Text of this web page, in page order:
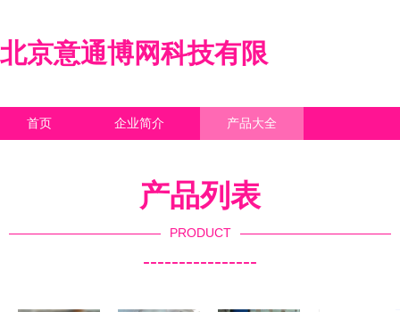
北京意通博网科技有限
首页 企业简介 产品大全
产品列表
PRODUCT
----------------